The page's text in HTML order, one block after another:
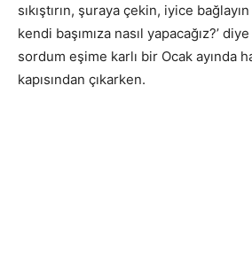
sıkıştırın, şuraya çekin, iyice
kendi başımıza nasıl yapacağız?’
sordum eşime karlı bir Ocak ayında
kapısından çıkarken.